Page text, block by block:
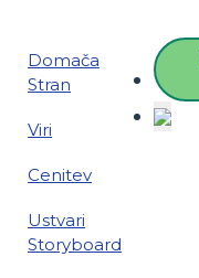
Domača
Stran
Viri
Cenitev
Ustvari
Storyboard